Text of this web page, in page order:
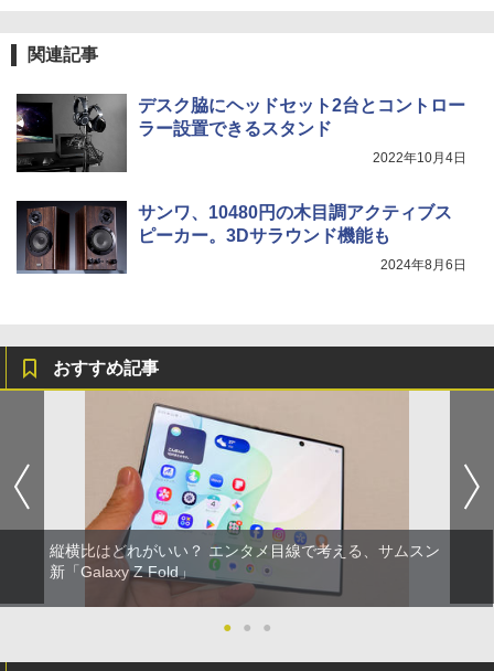
関連記事
デスク脇にヘッドセット2台とコントロー
ラー設置できるスタンド
2022年10月4日
サンワ、10480円の木目調アクティブス
ピーカー。3Dサラウンド機能も
2024年8月6日
おすすめ記事
縦横比はどれがいい？ エンタメ目線で考える、サムスン
新「Galaxy Z Fold」
● ● ●